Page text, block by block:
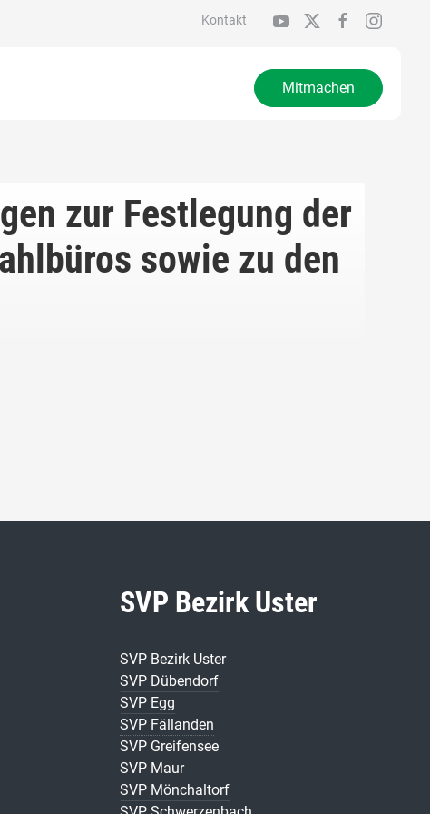
Kontakt
Mitmachen
zur Festlegung der
sowie zu den
SVP Bezirk Uster
SVP Bezirk Uster
SVP Dübendorf
SVP Egg
SVP Fällanden
SVP Greifensee
SVP Maur
SVP Mönchaltorf